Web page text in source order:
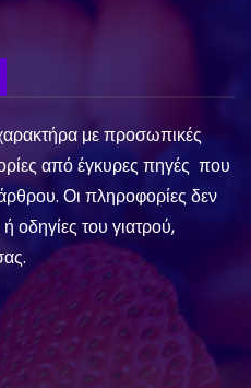
με προσωπικές
από έγκυρες πηγές που
Οι πληροφορίες δεν
οδηγίες του γιατρού,